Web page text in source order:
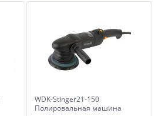
WDK-Stinger21-150
Полировальная машина